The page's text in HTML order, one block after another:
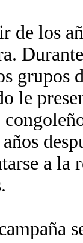
de los
grupos
le
a la